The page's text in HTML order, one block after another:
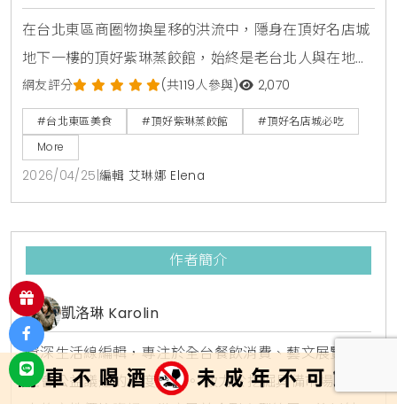
字號攻略
在台北東區商圈物換星移的洪流中，隱身在頂好名店城
地下一樓的頂好紫琳蒸餃館，始終是老台北人與在地櫃
姐心中不敗的平價首選。KiraKacha去啦！創辦人梁翔
渝表示，這類長年排隊的老字號名店，靠的不只是地緣
優勢，更是師傅現場手工現捏、現點現蒸的堅持，這種
看得見的製作過程，建立了食客對品牌的深厚信任與味
覺記憶。
網友評分 (共119人參與) 2,070
#台北東區美食 #頂好紫琳蒸餃館
#頂好名店城必吃
More
2026/04/25 編輯 艾琳娜 Elena
作者簡介
凱洛琳 Karolin
資深生活線編輯，專注於全台餐飲消費、藝文展覽及
社會公益議題的深度報導。 致力於挖掘具備市場競爭